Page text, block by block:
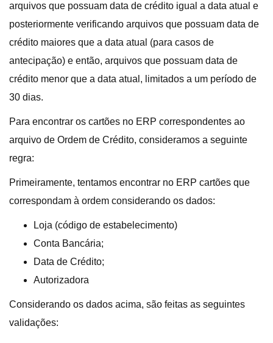
arquivos que possuam data de crédito igual a data atual e
posteriormente verificando arquivos que possuam data de
crédito maiores que a data atual (para casos de
antecipação) e então, arquivos que possuam data de
crédito menor que a data atual, limitados a um período de
30 dias.
Para encontrar os cartões no ERP correspondentes ao
arquivo de Ordem de Crédito, consideramos a seguinte
regra:
Primeiramente, tentamos encontrar no ERP cartões que
correspondam à ordem considerando os dados:
Loja (código de estabelecimento)
Conta Bancária;
Data de Crédito;
Autorizadora
Considerando os dados acima, são feitas as seguintes
validações: